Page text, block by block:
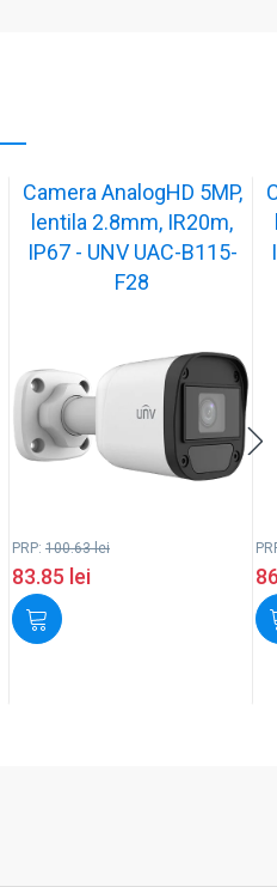
Camera AnalogHD 5MP,
lentila 2.8mm, IR20m,
IP67 - UNV UAC-B115-
F28
PRP: 100.63lei
83.85 lei